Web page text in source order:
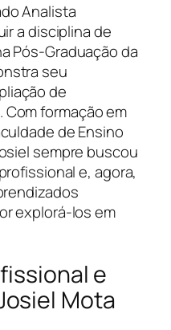
Analista
a disciplina de
Pós-Graduação da
seu
de
formação em
de Ensino
sempre buscou
e, agora,
explorá-los em
e
Mota